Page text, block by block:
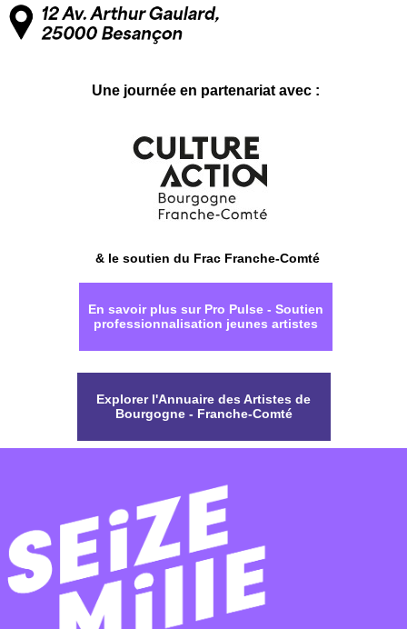
Une journée en partenariat avec :
& le soutien du Frac Franche-Comté
En savoir plus sur Pro Pulse - Soutien
professionnalisation jeunes artistes
Explorer l'Annuaire des Artistes de
Bourgogne - Franche-Comté